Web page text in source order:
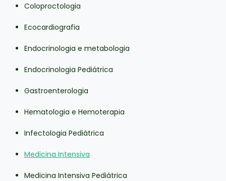
Coloproctologia
Ecocardiografia
Endocrinologia e metabologia
Endocrinologia Pediátrica
Gastroenterologia
Hematologia e Hemoterapia
Infectologia Pediátrica
Medicina Intensiva
Medicina Intensiva Pediátrica